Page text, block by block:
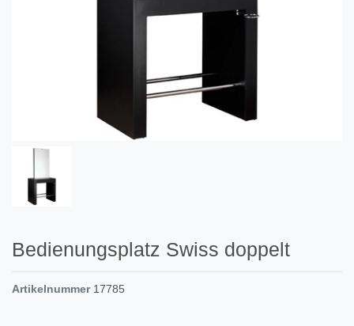
Bedienungsplatz Swiss doppelt
Artikelnummer 17785